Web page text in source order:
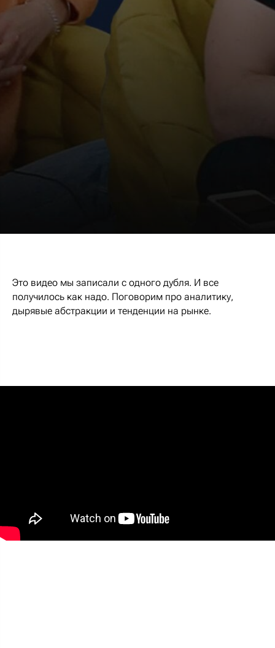
Это видео мы записали с одного дубля. И все
получилось как надо. Поговорим про аналитику,
дырявые абстракции и тенденции на рынке.